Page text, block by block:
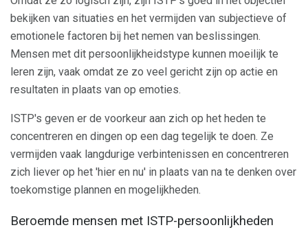
bekijken van situaties en het vermijden van subjectieve of
emotionele factoren bij het nemen van beslissingen.
Mensen met dit persoonlijkheidstype kunnen moeilijk te
leren zijn, vaak omdat ze zo veel gericht zijn op actie en
resultaten in plaats van op emoties.
ISTP's geven er de voorkeur aan zich op het heden te
concentreren en dingen op een dag tegelijk te doen. Ze
vermijden vaak langdurige verbintenissen en concentreren
zich liever op het 'hier en nu' in plaats van na te denken over
toekomstige plannen en mogelijkheden.
Beroemde mensen met ISTP-persoonlijkheden